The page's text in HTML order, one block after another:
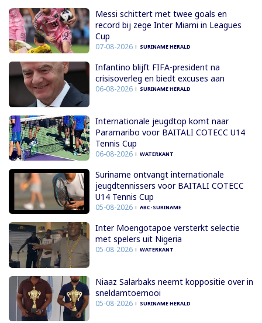
Messi schittert met twee goals en
record bij zege Inter Miami in Leagues
Cup
07-08-2026 SURINAME HERALD
Infantino blijft FIFA-president na
crisisoverleg en biedt excuses aan
06-08-2026 SURINAME HERALD
Internationale jeugdtop komt naar
Paramaribo voor BAITALI COTECC U14
Tennis Cup
06-08-2026 WATERKANT
Suriname ontvangt internationale
jeugdtennissers voor BAITALI COTECC
U14 Tennis Cup
05-08-2026 ABC-SURINAME
Inter Moengotapoe versterkt selectie
met spelers uit Nigeria
05-08-2026 WATERKANT
Niaaz Salarbaks neemt koppositie over in
sneldamtoernooi
05-08-2026 SURINAME HERALD